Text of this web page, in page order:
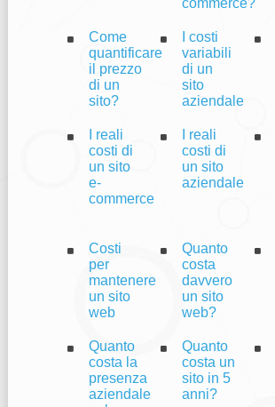
Come
quantificare
il prezzo
di un
sito?
I costi
variabili
di un
sito
aziendale
I reali
costi di
un sito
e-
commerce
I reali
costi di
un sito
aziendale
Costi
per
mantenere
un sito
web
Quanto
costa
davvero
un sito
web?
Quanto
costa la
presenza
aziendale
Quanto
costa un
sito in 5
anni?